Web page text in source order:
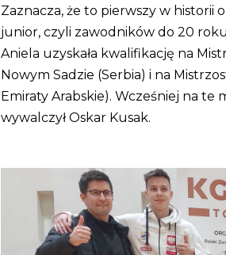
Zaznacza, że to pierwszy w historii
junior, czyli zawodników do 20
Aniela uzyskała kwalifikację na
Nowym Sadzie (Serbia) i na
Emiraty Arabskie). Wcześniej na
wywalczył Oskar Kusak.